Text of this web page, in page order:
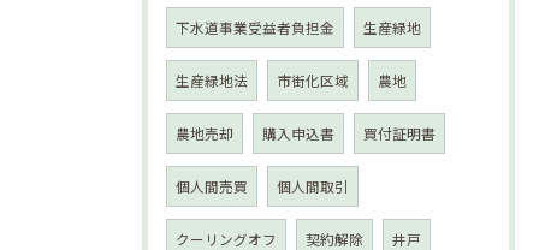
下水道事業受益者負担金 生産緑地
生産緑地法 市街化区域 農地
農地売却 購入申込書 買付証明書
個人間売買 個人間取引
クーリングオフ 契約解除 井戸